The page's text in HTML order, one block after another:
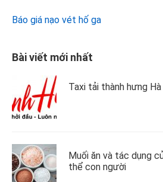
Báo giá nạo vét hố ga
Bài viết mới nhất
Taxi tải thành hưng
Muối ăn và tác dụng
thể con người